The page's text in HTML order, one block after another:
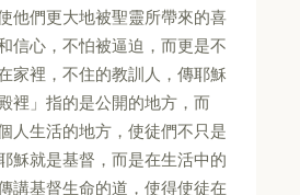
他們更大地被聖靈所帶來的喜
信心，不怕被逼迫，而更是不
家裡，不住的教訓人，傳耶穌
裡」指的是公開的地方，而
人生活的地方，使徒們不只是
穌就是基督，而是在生活中的
講基督生命的道，使得使徒在